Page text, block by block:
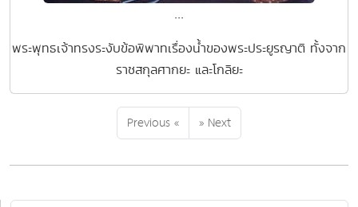
...
พระพุทธเจ้าทรงระงับข้อพิพาทเรื่องน้ำของพระประยูรญาติ ทั้งจาก
ราชสกุลศากยะ และโกลิยะ
Previous « » Next